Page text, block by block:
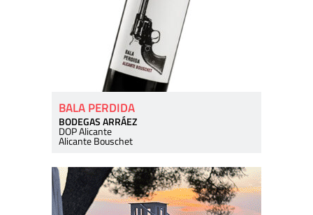
BALA PERDIDA
BODEGAS ARRÁEZ
DOP Alicante
Alicante Bouschet